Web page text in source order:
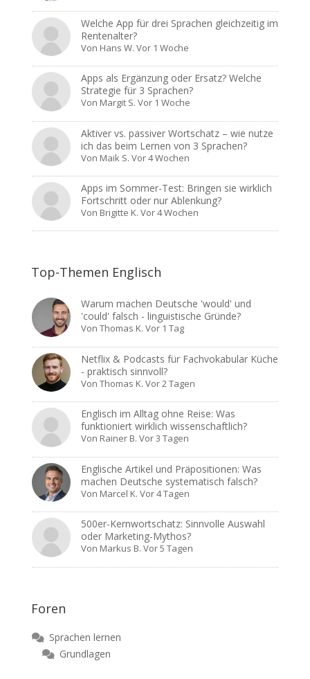
Welche App für drei Sprachen gleichzeitig im
Rentenalter?
Von Hans W. Vor 1 Woche
Apps als Ergänzung oder Ersatz? Welche
Strategie für 3 Sprachen?
Von Margit S. Vor 1 Woche
Aktiver vs. passiver Wortschatz – wie nutze
ich das beim Lernen von 3 Sprachen?
Von Maik S. Vor 4 Wochen
Apps im Sommer-Test: Bringen sie wirklich
Fortschritt oder nur Ablenkung?
Von Brigitte K. Vor 4 Wochen
Top-Themen Englisch
Warum machen Deutsche 'would' und
'could' falsch - linguistische Gründe?
VonThomas K. Vor 1 Tag
Netflix & Podcasts für Fachvokabular Küche
- praktisch sinnvoll?
VonThomas K. Vor 2 Tagen
Englisch im Alltag ohne Reise: Was
funktioniert wirklich wissenschaftlich?
Von Rainer B. Vor 3 Tagen
Englische Artikel und Präpositionen: Was
machen Deutsche systematisch falsch?
Von Marcel K. Vor 4 Tagen
500er-Kernwortschatz: Sinnvolle Auswahl
oder Marketing-Mythos?
Von Markus B. Vor 5 Tagen
Foren
Sprachen lernen
Grundlagen